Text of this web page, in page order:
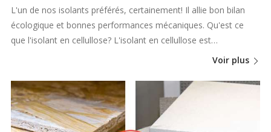
L'un de nos isolants préférés, certainement! Il allie bon bilan
écologique et bonnes performances mécaniques. Qu'est ce
que l'isolant en cellullose? L'isolant en cellullose est…
Voir plus